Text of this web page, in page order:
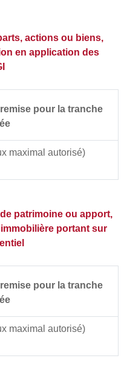
actions ou biens,
en application des
pour la tranche
maximal autorisé)
patrimoine ou apport,
portant sur
pour la tranche
maximal autorisé)